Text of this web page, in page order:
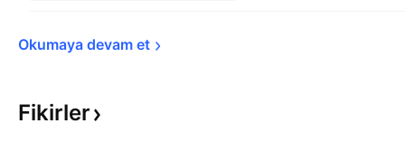
Okumaya devam et
Fikirler